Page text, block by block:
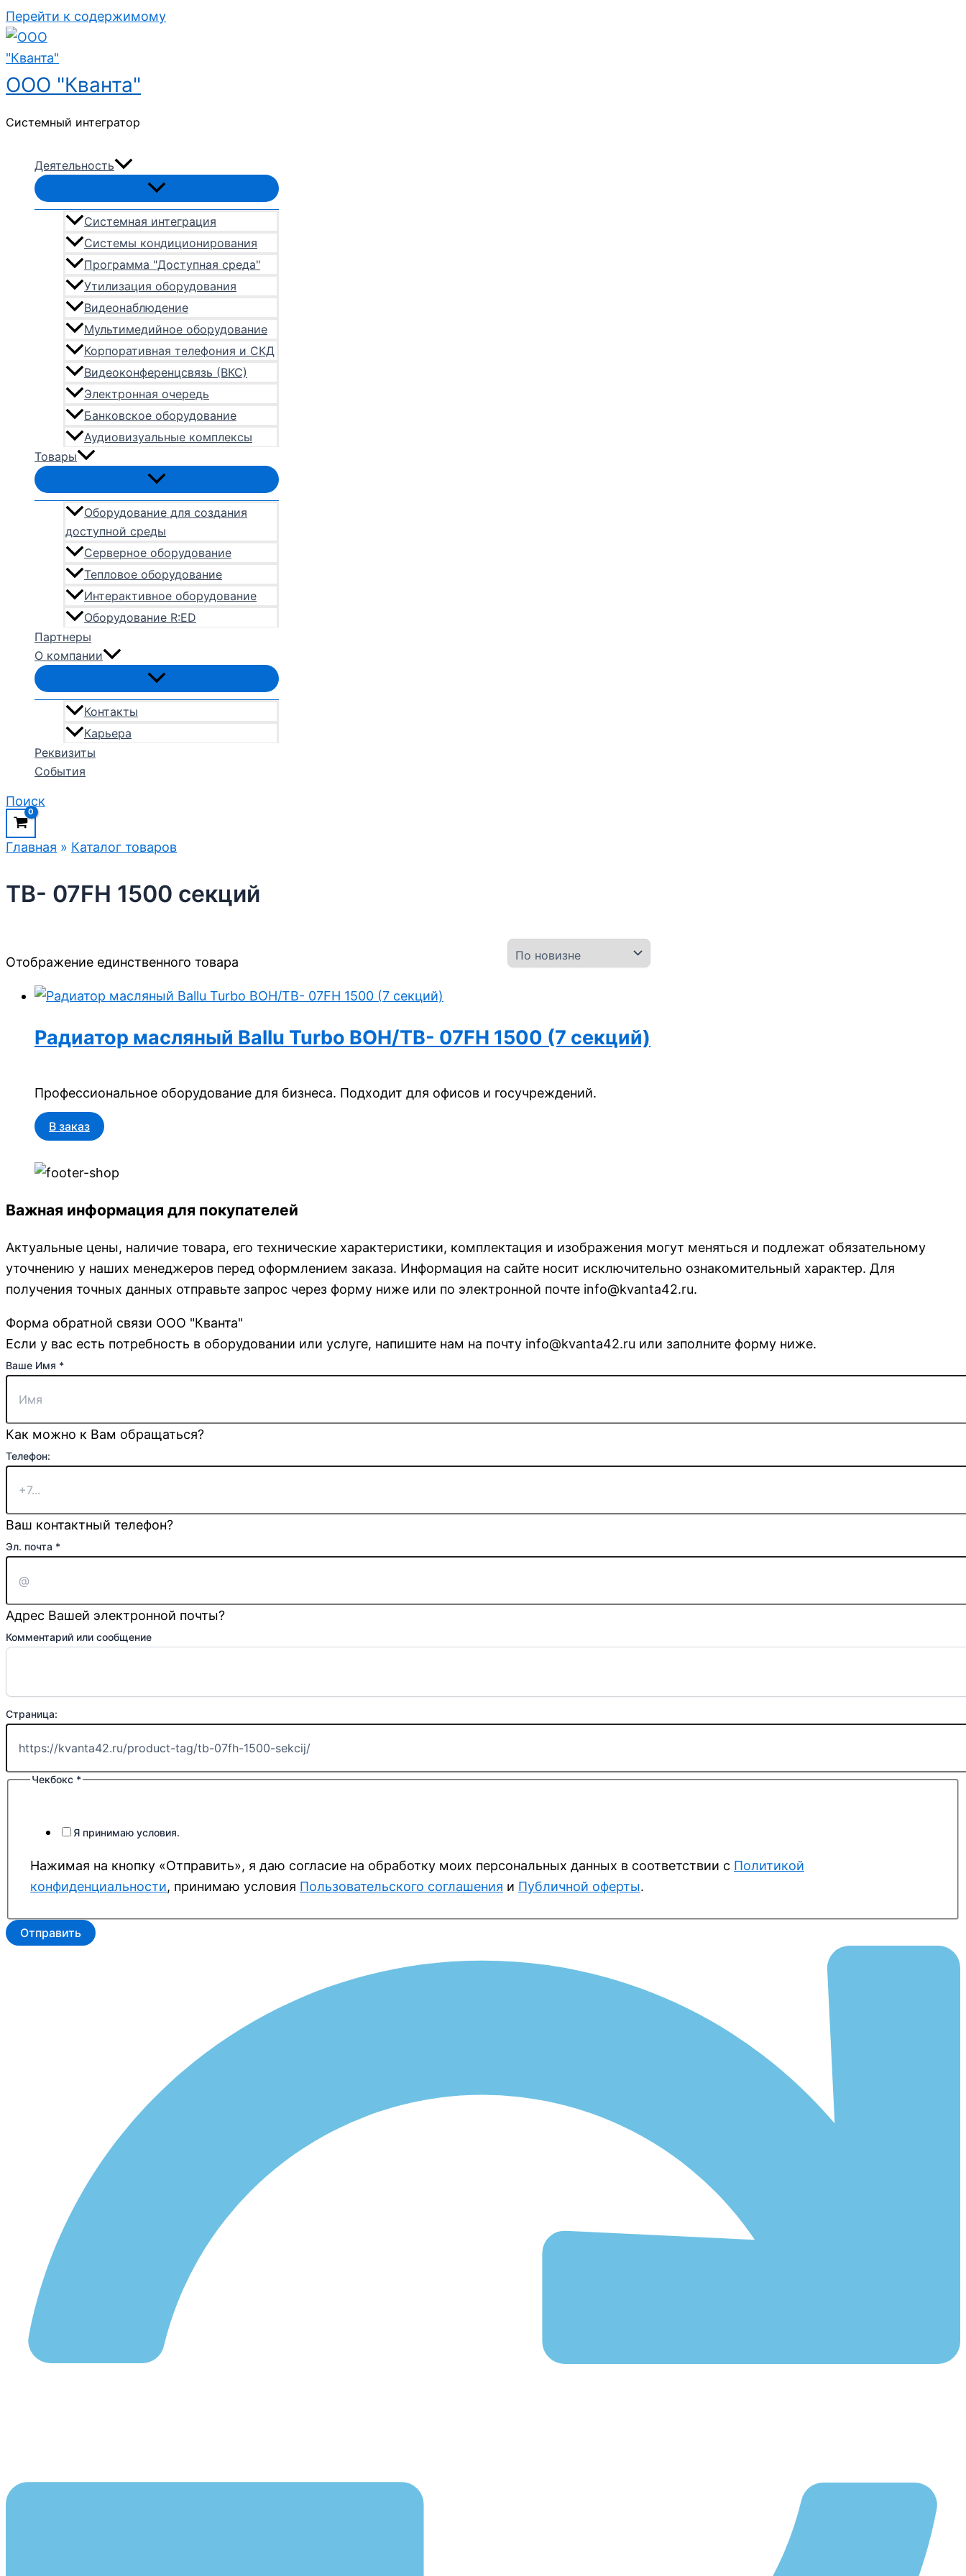
Перейти к содержимому
ООО "Кванта"
Системный интегратор
Деятельность
Системная интеграция
Системы кондиционирования
Программа "Доступная среда"
Утилизация оборудования
Видеонаблюдение
Мультимедийное оборудование
Корпоративная телефония и СКД
Видеоконференцсвязь (ВКС)
Электронная очередь
Банковское оборудование
Аудиовизуальные комплексы
Товары
Оборудование для создания
доступной среды
Серверное оборудование
Тепловое оборудование
Интерактивное оборудование
Оборудование R:ED
Партнеры
О компании
Контакты
Карьера
Реквизиты
События
Поиск
Главная » Каталог товаров
TB- 07FH 1500 секций
Отображение единственного товара
Радиатор масляный Ballu Turbo BOH/TB- 07FH 1500 (7 секций)
Профессиональное оборудование для бизнеса. Подходит для офисов и госучреждений.
В заказ
Важная информация для покупателей
Актуальные цены, наличие товара, его технические характеристики, комплектация и изображения могут меняться и подлежат обязательному
уточнению у наших менеджеров перед оформлением заказа. Информация на сайте носит исключительно ознакомительный характер. Для
получения точных данных отправьте запрос через форму ниже или по электронной почте info@kvanta42.ru.
Форма обратной связи ООО "Кванта"
Если у вас есть потребность в оборудовании или услуге, напишите нам на почту info@kvanta42.ru или заполните форму ниже.
Ваше Имя *
Как можно к Вам обращаться?
Телефон:
Ваш контактный телефон?
Эл. почта *
Адрес Вашей электронной почты?
Чекбокс
Комментарий или сообщение
Страница:
Чекбокс *
Я принимаю условия.
Нажимая на кнопку «Отправить», я даю согласие на обработку моих персональных данных в соответствии с Политикой
конфиденциальности, принимаю условия Пользовательского соглашения и Публичной оферты.
Отправить